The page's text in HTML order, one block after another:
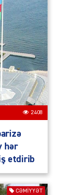
2408
hər
etdirib
CƏMIYYƏT